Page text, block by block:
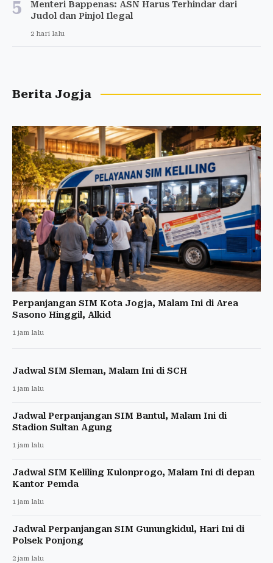
5
Menteri Bappenas: ASN Harus Terhindar dari
Judol dan Pinjol Ilegal
2 hari lalu
Berita Jogja
Perpanjangan SIM Kota Jogja, Malam Ini di Area
Sasono Hinggil, Alkid
1 jam lalu
Jadwal SIM Sleman, Malam Ini di SCH
1 jam lalu
Jadwal Perpanjangan SIM Bantul, Malam Ini di
Stadion Sultan Agung
1 jam lalu
Jadwal SIM Keliling Kulonprogo, Malam Ini di depan
Kantor Pemda
1 jam lalu
Jadwal Perpanjangan SIM Gunungkidul, Hari Ini di
Polsek Ponjong
2 jam lalu